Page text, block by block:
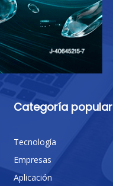
Categoría popular
Tecnología
Empresas
Aplicación